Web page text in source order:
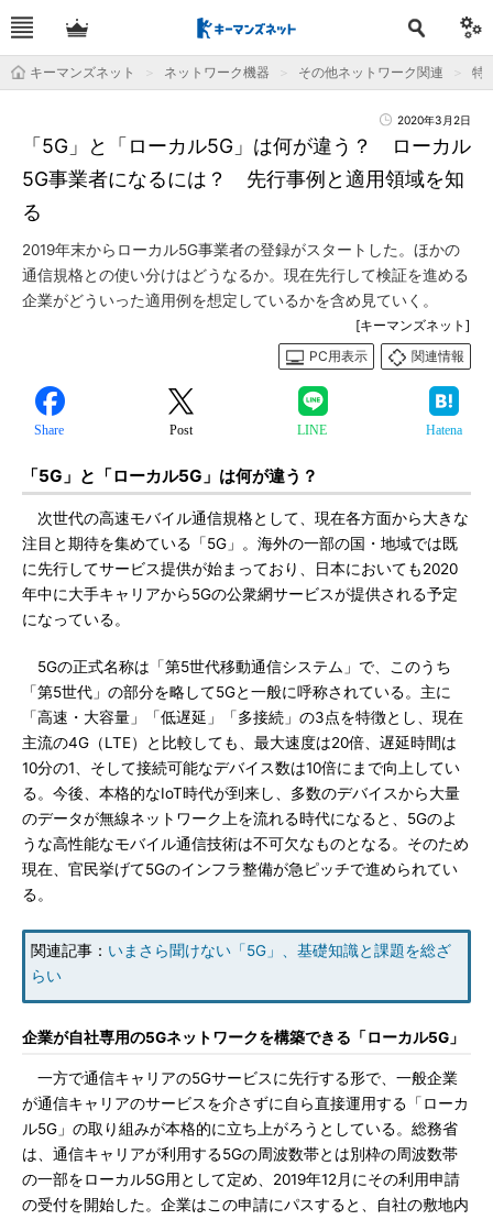
キーマンズネット ネットワーク機器 その他ネットワーク関連 特
2020年3月2日
「5G」と「ローカル5G」は何が違う？ ローカル
5G事業者になるには？ 先行事例と適用領域を知
る
2019年末からローカル5G事業者の登録がスタートした。ほかの
通信規格との使い分けはどうなるか。現在先行して検証を進める
企業がどういった適用例を想定しているかを含め見ていく。
[キーマンズネット]
PC用表示
関連情報
Share Post LINE Hatena
「5G」と「ローカル5G」は何が違う？
次世代の高速モバイル通信規格として、現在各方面から大きな
注目と期待を集めている「5G」。海外の一部の国・地域では既
に先行してサービス提供が始まっており、日本においても2020
年中に大手キャリアから5Gの公衆網サービスが提供される予定
になっている。
5Gの正式名称は「第5世代移動通信システム」で、このうち
「第5世代」の部分を略して5Gと一般に呼称されている。主に
「高速・大容量」「低遅延」「多接続」の3点を特徴とし、現在
主流の4G（LTE）と比較しても、最大速度は20倍、遅延時間は
10分の1、そして接続可能なデバイス数は10倍にまで向上してい
る。今後、本格的なIoT時代が到来し、多数のデバイスから大量
のデータが無線ネットワーク上を流れる時代になると、5Gのよ
うな高性能なモバイル通信技術は不可欠なものとなる。そのため
現在、官民挙げて5Gのインフラ整備が急ピッチで進められてい
る。
関連記事： いまさら聞けない「5G」、基礎知識と課題を総ざ
らい
企業が自社専用の5Gネットワークを構築できる「ローカル5G」
一方で通信キャリアの5Gサービスに先行する形で、一般企業
が通信キャリアのサービスを介さずに自ら直接運用する「ローカ
ル5G」の取り組みが本格的に立ち上がろうとしている。総務省
は、通信キャリアが利用する5Gの周波数帯とは別枠の周波数帯
の一部をローカル5G用として定め、2019年12月にその利用申請
の受付を開始した。企業はこの申請にパスすると、自社の敷地内